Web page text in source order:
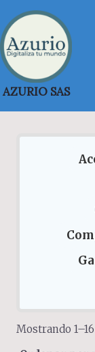
Saltar
al
contenido
AZURIO SAS
Mostrando